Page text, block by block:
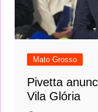
Mato Grosso
Pivetta
Vila Glória